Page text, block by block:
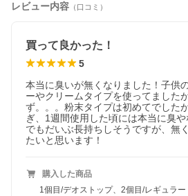
【選択】
並行輸入
について
こちらの商品は並行輸入商品です。
並行輸入商品は着色料や香料、成分
なることがございますため、色味
す。
また、商品本体に成分表を貼らなけ
の形跡があったり、未開封シールが
る商品とない商品の取り扱いがご
払方法に
宅配（全国どこでも送料無料）
レビュー内容 （口コミ）
買って良かった！
5
本当に臭いが無くなりました！子供
ーやクリームタイプを使ってました
ず。。。粉末タイプは初めてでした
ぎ、1週間使用した頃には本当に臭
でもだいぶ長持ちしそうですが、無
たいと思います！
購入した商品
1個目/デオストップ、2個目/レギュラー